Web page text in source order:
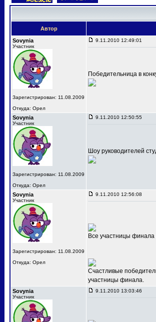
Автор
Sovynia
Участник
Зарегистрирован: 11.08.2009
Откуда: Орел
9.11.2010 12:49:01
Победительница в
Sovynia
Участник
Зарегистрирован: 11.08.2009
Откуда: Орел
9.11.2010 12:50:55
Шоу руководителей
Sovynia
Участник
Зарегистрирован: 11.08.2009
Откуда: Орел
9.11.2010 12:56:08
Все участницы
Счастливые
участницы финала.
Sovynia
Участник
9.11.2010 13:03:46